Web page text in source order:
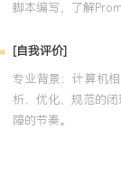
脚本编写，了解
[自我评价]
专业背景：计算机
析、优化、规范的
障的节奏。